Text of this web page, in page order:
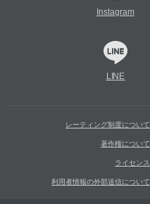
Instagram
LINE
レーティング制度について
著作権について
ライセンス
利用者情報の外部送信について